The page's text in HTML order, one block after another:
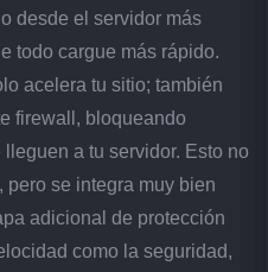
desde el servidor más
todo cargue más rápido.
acelera tu sitio; también
firewall, bloqueando
a tu servidor. Esto no
pero se integra muy bien
adicional de protección
como la seguridad,